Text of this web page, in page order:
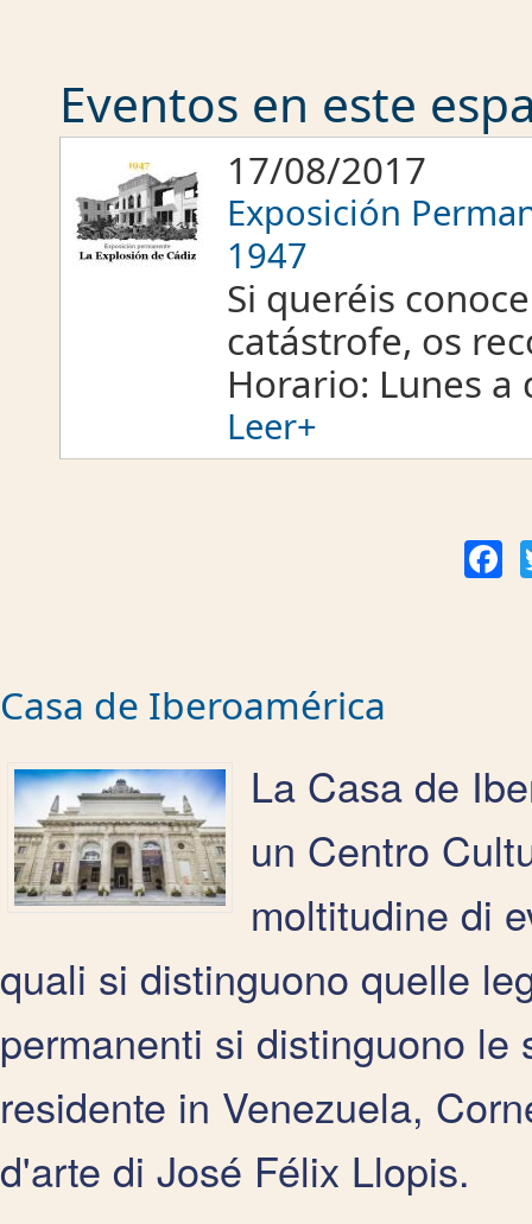
Eventos en este
17/08/2017
Exposición
1947
Si queréis
catástrofe, os
Horario: Lunes
Leer+
Casa de Iberoamérica
La Casa de
un Centro
moltitudine di
quali si distinguono quelle
permanenti si distinguono
residente in Venezuela,
d'arte di José Félix Llopis.